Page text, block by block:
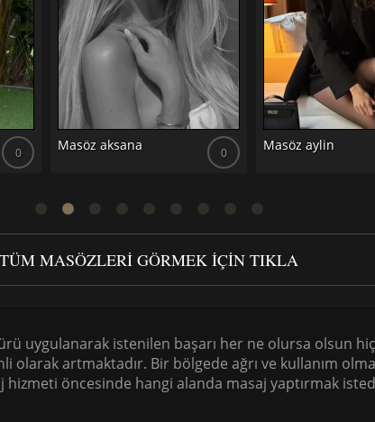
0 Masöz aksana 0 Masöz aylin
TÜM MASÖZLERI GÖRMEK IÇIN TIKLA
uygulanarak istenilen başarı her ne olursa olsun
olarak artmaktadır. Bir bölgede ağrı ve kullanım
öncesinde hangi alanda masaj yaptırmak